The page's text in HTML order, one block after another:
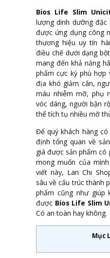
Bios Life Slim
lượng dinh dưỡng
được ứng dụng công
thương hiệu uy tín
điều chế dưới dạng
mang đến khả năng
phẩm cực kỳ phù
địa khó giảm cân,
máu nhiễm mỡ, phụ
vóc dáng, người bận
thể tích tụ nhiều mỡ
Để quý khách hàng
định tổng quan về
giá được sản phẩm có
mong muốn của
viết này, Lan Chi
sâu về cấu trúc thành
phẩm cũng như giúp
được Bios Life Slim
Có an toàn hay không.
Mục